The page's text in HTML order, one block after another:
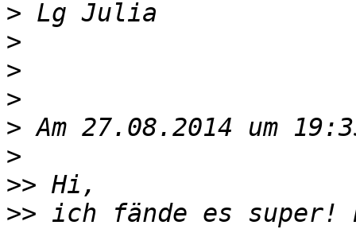
>
>
>
>
>
>
>>
>> ich fände es super!